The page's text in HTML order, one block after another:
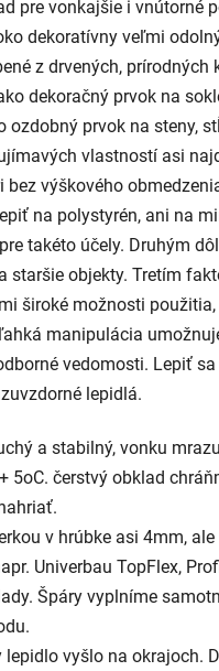
pre vonkajšie i vnútorné
dekoratívny veľmi
z drvených,
dekoračný prvok na
ozdobný prvok na steny,
vlastností asi
výškového
na polystyrén, ani na
takéto účely. Druhým
staršie objekty. Tretím
široké možnosti
manipulácia
vedomosti. Lepiť
lepidlá.
a stabilný, vonku
5oC. čerstvý obklad
v hrúbke asi 4mm,
Univerbau TopFlex,
Špáry vyplníme
vyšlo na okrajoch.